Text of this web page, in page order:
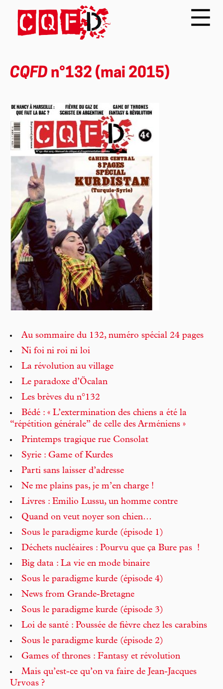
CQFD n°132 (mai 2015)
Au sommaire du 132, numéro spécial 24 pages
Ni foi ni roi ni loi
La révolution au village
Le paradoxe d’Öcalan
Les brèves du n°132
Bédé : « L’extermination des chiens a été la
“répétition générale” de celle des Arméniens »
Printemps tragique rue Consolat
Syrie : Game of Kurdes
Parti sans laisser d’adresse
Ne me plains pas, je m’en charge !
Livres : Emilio Lussu, un homme contre
Quand on veut noyer son chien…
Sous le paradigme kurde (épisode 1)
Déchets nucléaires : Pourvu que ça Bure pas !
Big data : La vie en mode binaire
Sous le paradigme kurde (épisode 4)
News from Grande-Bretagne
Sous le paradigme kurde (épisode 3)
Loi de santé : Poussée de fièvre chez les carabins
Sous le paradigme kurde (épisode 2)
Games of thrones : Fantasy et révolution
Mais qu’est-ce qu’on va faire de Jean-Jacques
Urvoas ?